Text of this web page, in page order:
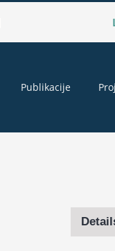
Publikacije